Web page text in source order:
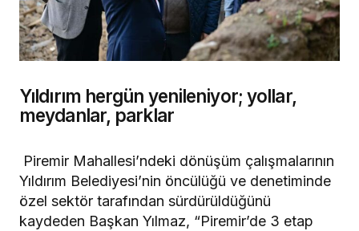
Yıldırım hergün yenileniyor; yollar,
meydanlar, parklar
Piremir Mahallesi’ndeki dönüşüm çalışmalarının
Yıldırım Belediyesi’nin öncülüğü ve denetiminde
özel sektör tarafından sürdürüldüğünü
kaydeden Başkan Yılmaz, “Piremir’de 3 etap